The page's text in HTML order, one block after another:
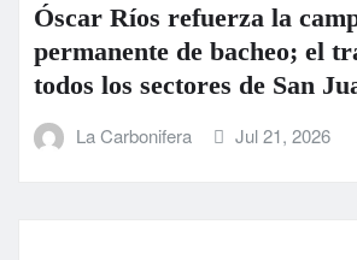
Óscar Ríos refuerza la
permanente de bacheo; el
todos los sectores de San
La Carbonifera Jul 21, 2026